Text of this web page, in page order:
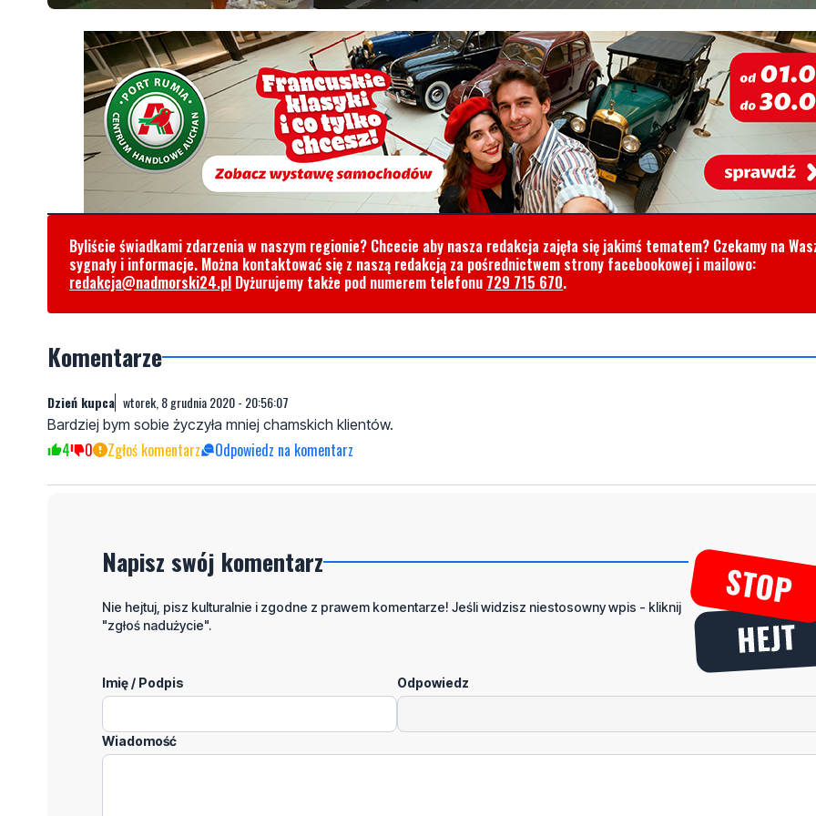
Byliście świadkami zdarzenia w naszym regionie? Chcecie aby nasza redakcja zajęła się jakimś tematem? Czekamy na
sygnały i informacje. Można kontaktować się z naszą redakcją za pośrednictwem strony facebookowej i mailowo:
redakcja@nadmorski24.pl Dyżurujemy także pod numerem telefonu 729 715 670.
Komentarze
Dzień kupca wtorek, 8 grudnia 2020 - 20:56:07
Bardziej bym sobie życzyła mniej chamskich klientów.
4 0 Zgłoś komentarz Odpowiedz na komentarz
Napisz swój komentarz
Nie hejtuj, pisz kulturalnie i zgodne z prawem komentarze! Jeśli widzisz niestosowny wpis - kliknij
"zgłoś nadużycie".
Imię / Podpis Odpowiedz
Wiadomość